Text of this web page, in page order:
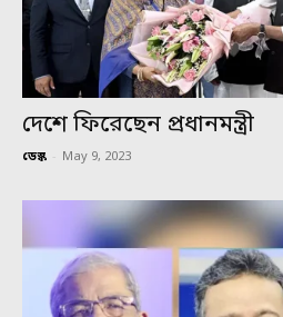
দেশে ফিরেছেন প্রধানমন্ত্রী
ডেস্ক - May 9, 2023